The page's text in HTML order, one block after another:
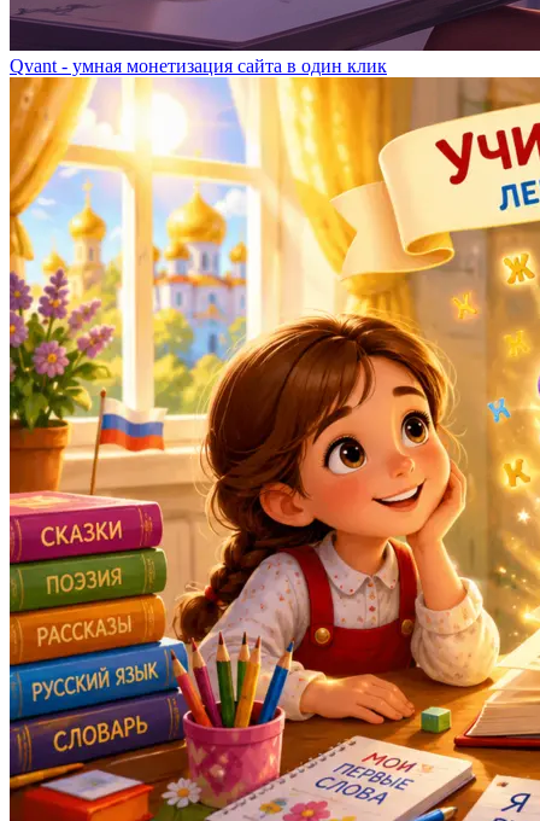
Qvant - умная монетизация сайта в один клик